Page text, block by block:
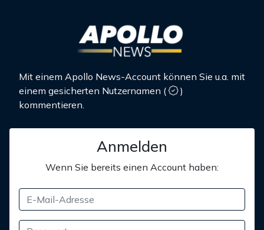
Mit einem Apollo News-Account können Sie u.a. mit
einem gesicherten Nutzernamen (
)
kommentieren.
Anmelden
Wenn Sie bereits einen Account haben: